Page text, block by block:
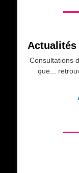
Actualités
Consultations
que...